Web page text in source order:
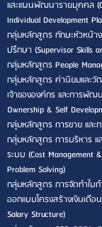
และแผนพัฒนารายบุคคล
Individual Development
กลุ่มหลักสูตร ทักษะหัวหน้าง
ปรึกษา (Supervisor Skills
กลุ่มหลักสูตร People
กลุ่มหลักสูตร ค่านิยมและ
เจ้าขององค์กร และการพัฒ
Ownership & Self
กลุ่มหลักสูตร การขาย และ
กลุ่มหลักสูตร การบริหาร แ
ระบบ (Cost Management
Problem Solving)
กลุ่มหลักสูตร การจัดทำใบ
ออกแบบโครงสร้างเงินเดือ
Salary Structure)